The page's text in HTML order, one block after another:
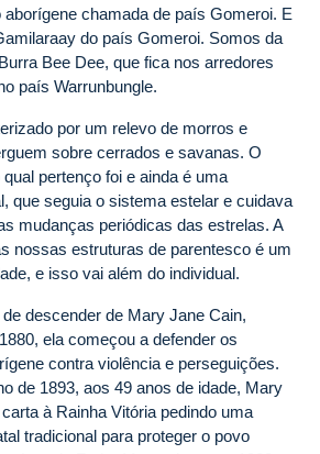
chamada de país Gomeroi. E
do país Gomeroi. Somos da
Bee Dee, que fica nos arredores
país Warrunbungle.
por um relevo de morros e
sobre cerrados e savanas. O
pertenço foi e ainda é uma
que seguia o sistema estelar e cuidava
mudanças periódicas das estrelas. A
nossas estruturas de parentesco é um
e isso vai além do individual.
descender de Mary Jane Cain,
ela começou a defender os
contra violência e perseguições.
de 1893, aos 49 anos de idade, Mary
à Rainha Vitória pedindo uma
tradicional para proteger o povo